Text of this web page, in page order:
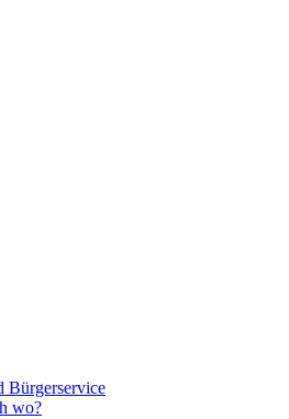
Bürgerservice
wo?